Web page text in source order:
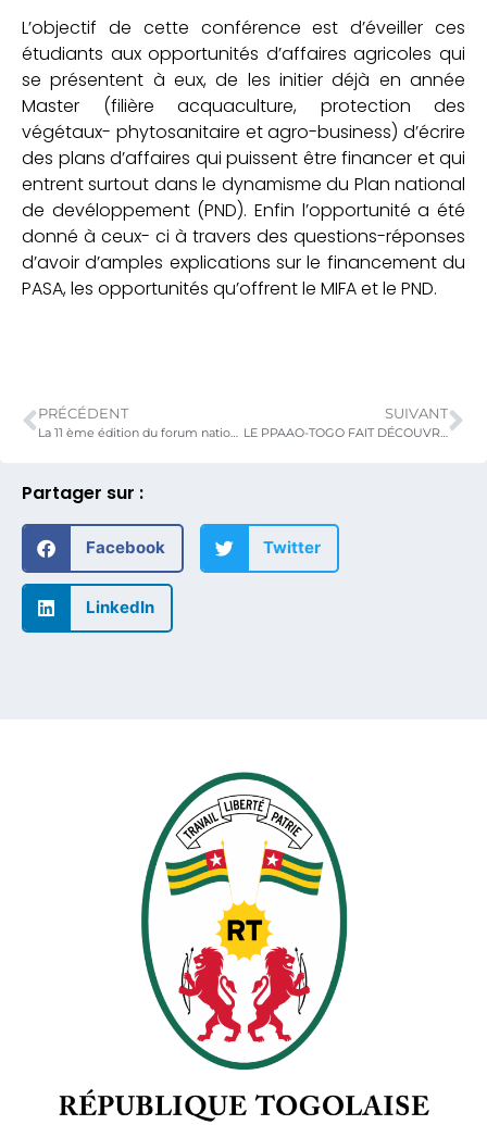
Partager sur :
Facebook Twitter
LinkedIn
L’objectif de cette conférence est d’éveiller ces
étudiants aux opportunités d’affaires agricoles qui
se présentent à eux, de les initier déjà en année
Master (filière acquaculture, protection des
végétaux- phytosanitaire et agro-business) d’écrire
des plans d’affaires qui puissent être financer et qui
entrent surtout dans le dynamisme du Plan national
de devéloppement (PND). Enfin l’opportunité a été
donné à ceux- ci à travers des questions-réponses
d’avoir d’amples explications sur le financement du
PASA, les opportunités qu’offrent le MIFA et le PND.
PRÉCÉDENT SUIVANT
LE PPAAO-TOGO FAIT DÉCOUVRIR SES TECHNOLOGIES AU PUBLIC DE LA FOIRE